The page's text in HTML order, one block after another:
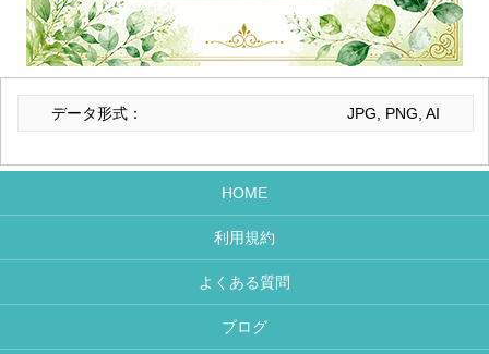
データ形式： JPG, PNG, AI
HOME
利用規約
よくある質問
ブログ